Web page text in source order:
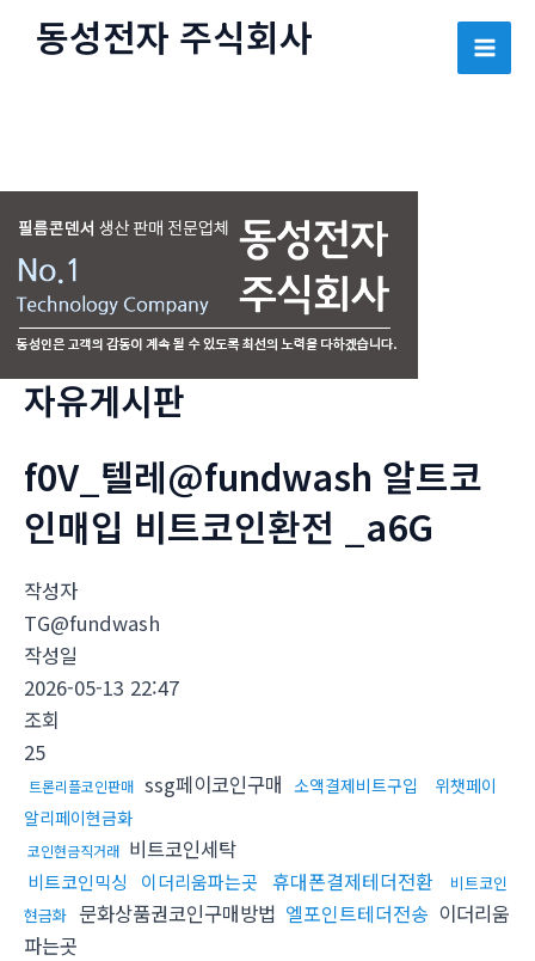
동성전자 주식회사
Main
자유게시판
f0V_텔레@fundwash 알트코
인매입 비트코인환전 _a6G
작성자
TG@fundwash
작성일
2026-05-13 22:47
조회
25
트론리플코인판매 ssg페이코인구매 소액결제비트구입
위챗페이
알리페이현금화
코인현금직거래 비트코인세탁
비트코인믹싱 이더리움파는곳 휴대폰결제테더전환
비트코인
현금화 문화상품권코인구매방법 엘포인트테더전송 이더리움
파는곳